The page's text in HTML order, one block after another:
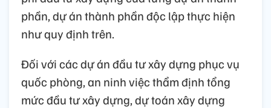
phần, dự án thành phần độc lập thực hiện
như quy định trên.
Đối với các dự án đầu tư xây dựng phục vụ
quốc phòng, an ninh việc thẩm định tổng
mức đầu tư xây dựng, dự toán xây dựng